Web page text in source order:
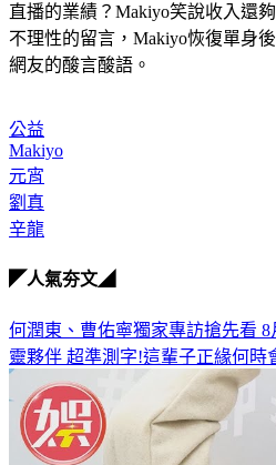
直播的業績？Makiyo笑說收入還
不理性的留言，Makiyo恢復單身
網友的酸言酸語。
公益
Makiyo
元宵
劉真
辛龍
◤人氣夯文◢
何潤東、曹佑寧獨家專訪搶先看 8
靈夥伴 超準測字!這輩子正緣何時